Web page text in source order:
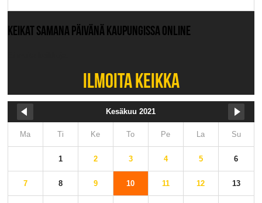
KEIKAT SAMANA PÄIVÄNÄ KAUPUNGISSA ONLINE
ILMOITA KEIKKA
Kesäkuu 2021
Ma Ti Ke To Pe La Su
1 2 3 4 5 6
7 8 9 10 11 12 13